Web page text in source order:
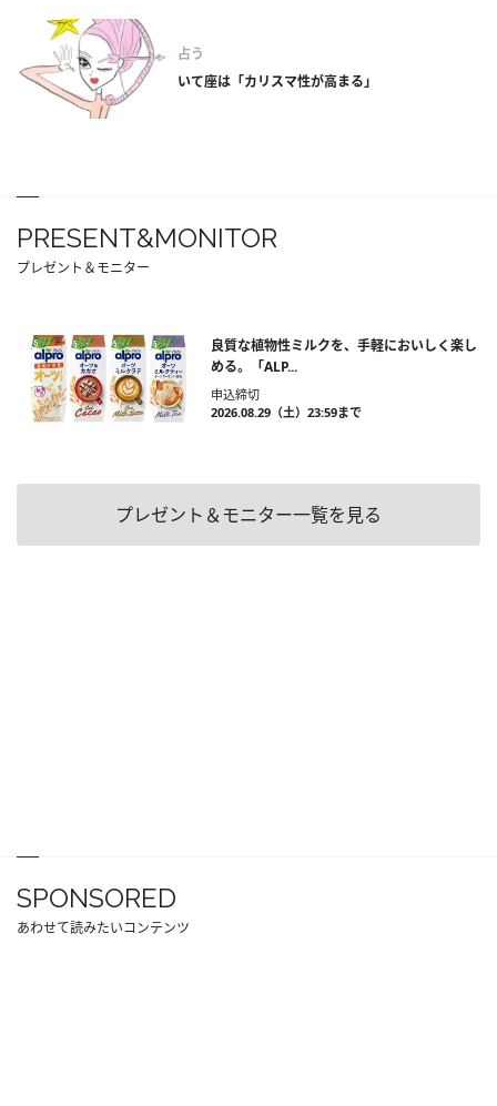
占う
いて座は「カリスマ性が高まる」
PRESENT&MONITOR
プレゼント＆モニター
良質な植物性ミルクを、手軽においしく楽し
める。「ALP...
申込締切
2026.08.29（土）23:59まで
プレゼント＆モニター一覧を見る
SPONSORED
あわせて読みたいコンテンツ